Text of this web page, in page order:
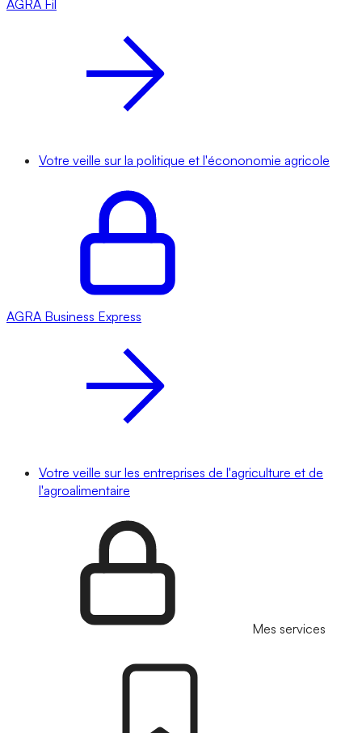
AGRA Fil
Votre veille sur la politique et l'écononomie agricole
AGRA Business Express
Votre veille sur les entreprises de l'agriculture et de
l'agroalimentaire
Mes services